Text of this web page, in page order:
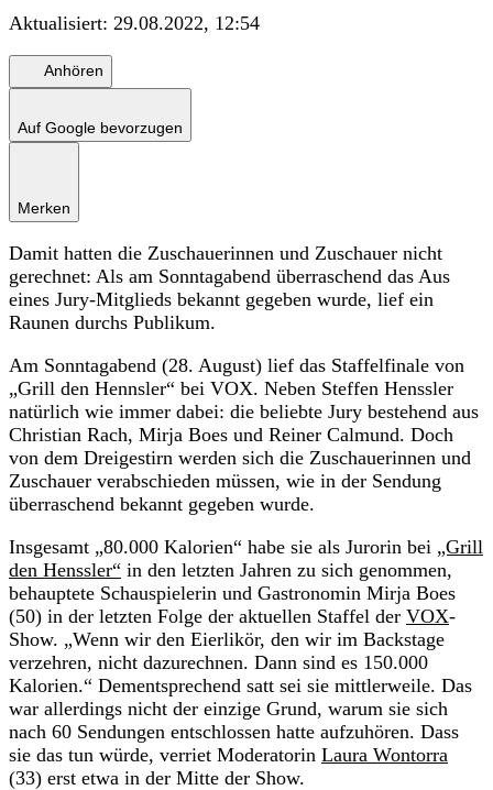
Aktualisiert: 29.08.2022, 12:54
Anhören
Auf Google bevorzugen
Merken
Damit hatten die Zuschauerinnen und Zuschauer nicht
gerechnet: Als am Sonntagabend überraschend das Aus
eines Jury-Mitglieds bekannt gegeben wurde, lief ein
Raunen durchs Publikum.
Am Sonntagabend (28. August) lief das Staffelfinale von
„Grill den Hennsler“ bei VOX. Neben Steffen Henssler
natürlich wie immer dabei: die beliebte Jury bestehend aus
Christian Rach, Mirja Boes und Reiner Calmund. Doch
von dem Dreigestirn werden sich die Zuschauerinnen und
Zuschauer verabschieden müssen, wie in der Sendung
überraschend bekannt gegeben wurde.
Insgesamt „80.000 Kalorien“ habe sie als Jurorin bei „Grill
den Henssler“ in den letzten Jahren zu sich genommen,
behauptete Schauspielerin und Gastronomin Mirja Boes
(50) in der letzten Folge der aktuellen Staffel der VOX-
Show. „Wenn wir den Eierlikör, den wir im Backstage
verzehren, nicht dazurechnen. Dann sind es 150.000
Kalorien.“ Dementsprechend satt sei sie mittlerweile. Das
war allerdings nicht der einzige Grund, warum sie sich
nach 60 Sendungen entschlossen hatte aufzuhören. Dass
sie das tun würde, verriet Moderatorin Laura Wontorra
(33) erst etwa in der Mitte der Show.